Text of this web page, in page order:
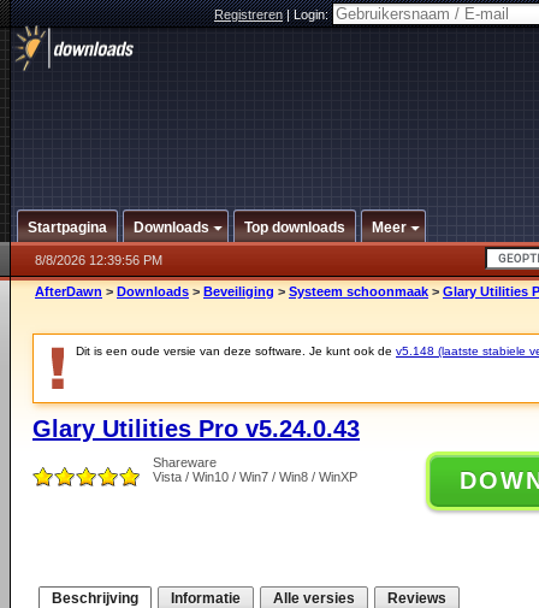
Registreren|Login:
Startpagina Downloads Top downloads Meer
8/8/2026 12:39:56 PM
AfterDawn > Downloads > Beveiliging > Systeem schoonmaak > Glary Utilities
Dit is een oude versie van deze software. Je kunt ook de v5.148 (laatste stabiele
Glary Utilities Pro v5.24.0.43
Shareware
Vista / Win10 / Win7 / Win8 / WinXP
Beschrijving Informatie Alle versies Reviews